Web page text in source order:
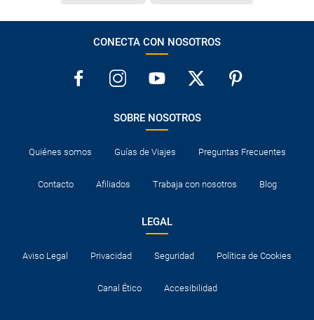
CONECTA CON NOSOTROS
SOBRE NOSOTROS
Quiénes somos Guías de Viajes Preguntas Frecuentes
Contacto Afiliados Trabaja con nosotros Blog
LEGAL
Aviso Legal Privacidad Seguridad Política de Cookies
Canal Ético Accesibilidad